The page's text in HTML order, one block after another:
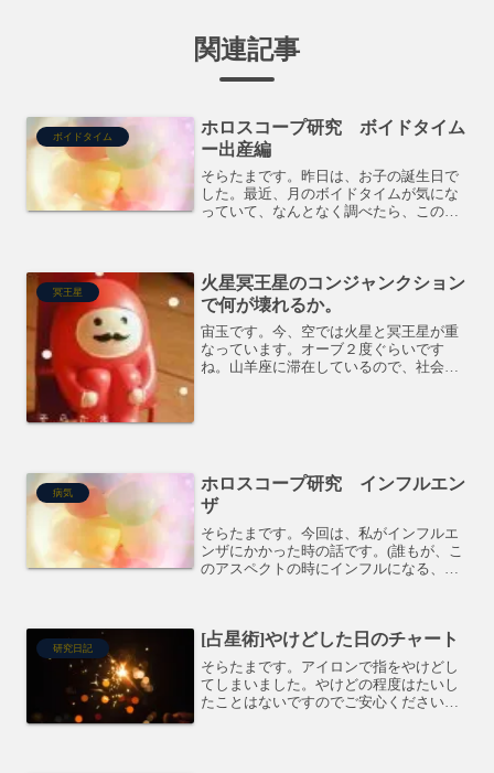
関連記事
ボイドタイム
ホロスコープ研究 ボイドタイム
ー出産編
そらたまです。昨日は、お子の誕生日で
した。最近、月のボイドタイムが気にな
っていて、なんとなく調べたら、この子
ゃんの時に大病はしてます...
冥王星
火星冥王星のコンジャンクション
で何が壊れるか。
宙玉です。今、空では火星と冥王星が重
なっています。オーブ２度ぐらいです
ね。山羊座に滞在しているので、社会性
病気
ホロスコープ研究 インフルエン
ザ
そらたまです。今回は、私がインフルエ
ンザにかかった時の話です。(誰もが、こ
のアスペクトの時にインフルになる、と
がオポジショ...
研究日記 [占星術]やけどした日のチャート
そらたまです。アイロンで指をやけどし
てしまいました。やけどの程度はたいし
たことはないですのでご安心ください。